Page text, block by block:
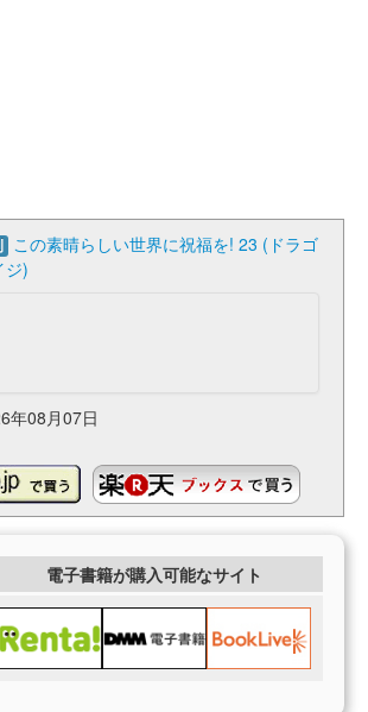
この素晴らしい世界に祝福を! 23 (ドラゴ
ジ)
年08月07日
電子書籍が購入可能なサイト